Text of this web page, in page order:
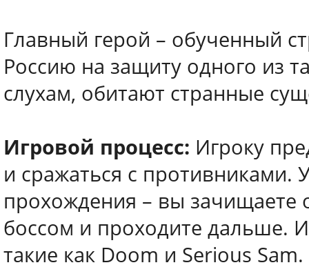
Главный герой – обученный
Россию на защиту одного из
слухам, обитают странные
Игровой процесс: Игроку
и сражаться с противниками.
прохождения – вы зачищаете
боссом и проходите дальше.
такие как Doom и Serious